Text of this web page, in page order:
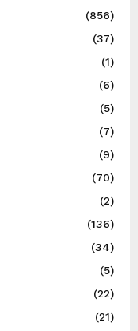
(856)
(37)
(1)
(6)
(5)
(7)
(9)
(70)
(2)
(136)
(34)
(5)
(22)
(21)